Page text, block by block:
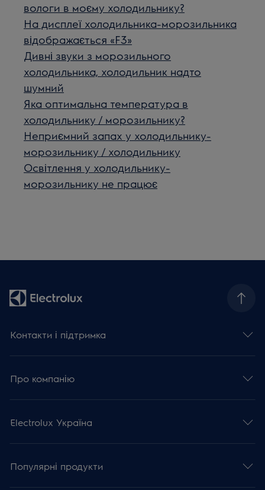
вологи в моєму холодильнику?
На дисплеї холодильника-морозильника
відображається «F3»
Дивні звуки з морозильного
холодильника, холодильник надто
шумний
Яка оптимальна температура в
холодильнику / морозильнику?
Неприємний запах у холодильнику-
морозильнику / холодильнику
Освітлення у холодильнику-
морозильнику не працює
Контакти і підтримка
Про компанію
Electrolux Україна
Популярні продукти